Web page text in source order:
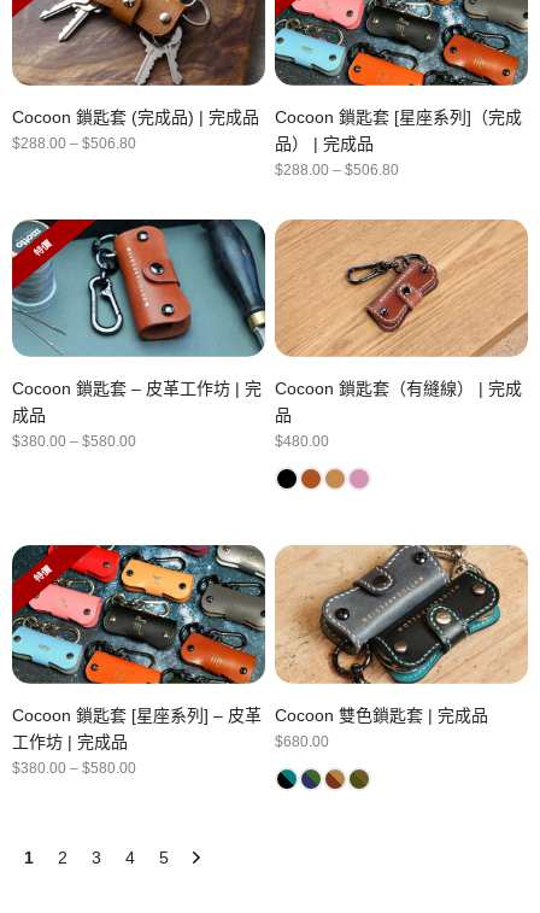
Cocoon 鎖匙套 (完成品) | 完成品
$288.00 – $506.80Price
Cocoon 鎖匙套 [星座系列]（完成
品） | 完成品
$288.00 – $506.80Price
$506.80
特價
Cocoon 鎖匙套 – 皮革工作坊 | 完
成品
$380.00 – $580.00Price
Cocoon 鎖匙套（有縫線） | 完成
品
$480.00
特價
Cocoon 鎖匙套 [星座系列] – 皮革
工作坊 | 完成品
$380.00 – $580.00Price
Cocoon 雙色鎖匙套 | 完成品
$680.00
1 2 3 4 5